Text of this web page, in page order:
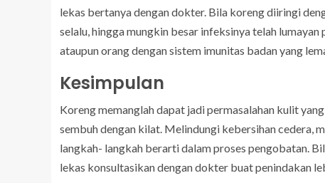
lekas bertanya dengan dokter. Bila koreng diiringi
selalu, hingga mungkin besar infeksinya telah
ataupun orang dengan sistem imunitas badan yang
Kesimpulan
Koreng memanglah dapat jadi permasalahan kulit
sembuh dengan kilat. Melindungi kebersihan cedera,
langkah- langkah berarti dalam proses pengobatan.
lekas konsultasikan dengan dokter buat penindakan